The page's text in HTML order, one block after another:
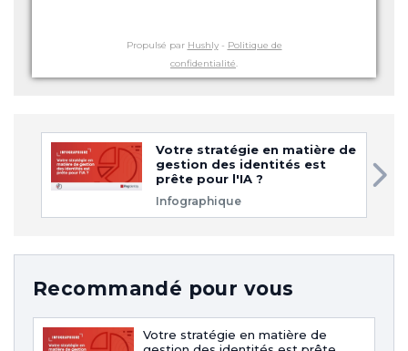
Propulsé par Hushly- Politique de
confidentialité.
Votre stratégie en matière de
gestion des identités est
prête pour l'IA ?
Infographique
Recommandé pour vous
Votre stratégie en matière de